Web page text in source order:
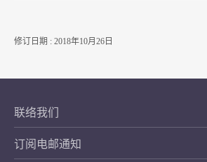
修订日期 : 2018年10月26日
联络我们
订阅电邮通知